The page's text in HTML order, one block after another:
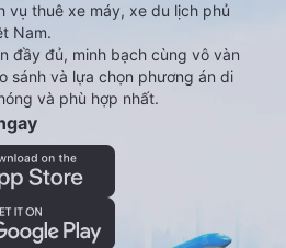
vụ thuê xe máy, xe du lịch phủ
Nam.
đầy đủ, minh bạch cùng vô vàn
sánh và lựa chọn phương án di
và phù hợp nhất.